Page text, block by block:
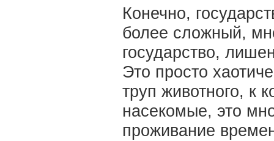
Конечно,
более сложный,
государство,
Это просто
труп животного, к
насекомые, это
проживание